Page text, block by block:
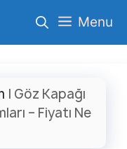
Menu
| Göz Kapağı
– Fiyatı Ne